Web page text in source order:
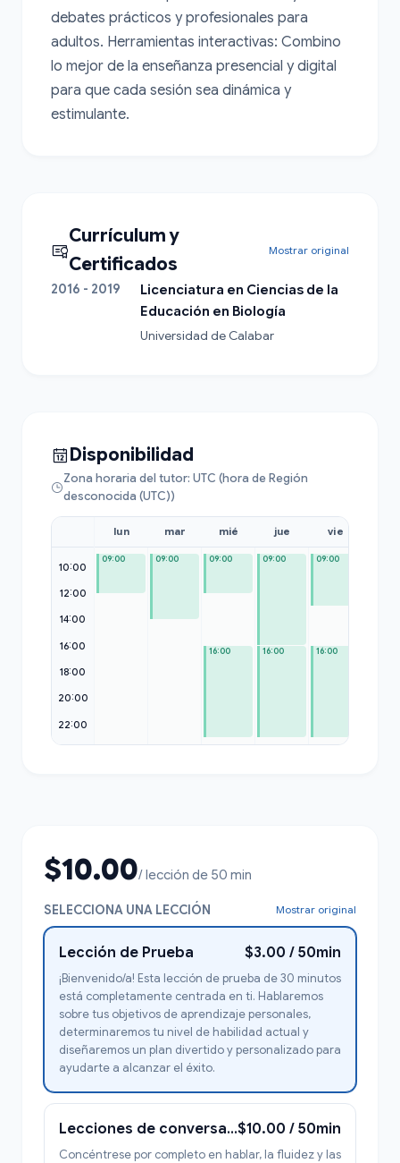
debates prácticos y profesionales para
adultos. Herramientas interactivas: Combino
lo mejor de la enseñanza presencial y digital
para que cada sesión sea dinámica y
estimulante.
Currículum y
Certificados
Mostrar original
2016 - 2019
Licenciatura en Ciencias de la
Educación en Biología
Universidad de Calabar
Disponibilidad
Zona horaria del tutor: UTC (hora de Región
desconocida (UTC))
10:00
12:00
14:00
16:00
18:00
20:00
22:00
lun
09:00
mar
09:00
mié
09:00
16:00
jue
09:00
16:00
vie
09:00
16:00
$10.00/ lección de 50 min
SELECCIONA UNA LECCIÓN Mostrar original
Lección de Prueba $3.00 / 50min
¡Bienvenido/a! Esta lección de prueba de 30 minutos
está completamente centrada en ti. Hablaremos
sobre tus objetivos de aprendizaje personales,
determinaremos tu nivel de habilidad actual y
diseñaremos un plan divertido y personalizado para
ayudarte a alcanzar el éxito.
Lecciones de conversación y expresión oral en la vida diaria$10.00 / 50min
Concéntrese por completo en hablar, la fluidez y las